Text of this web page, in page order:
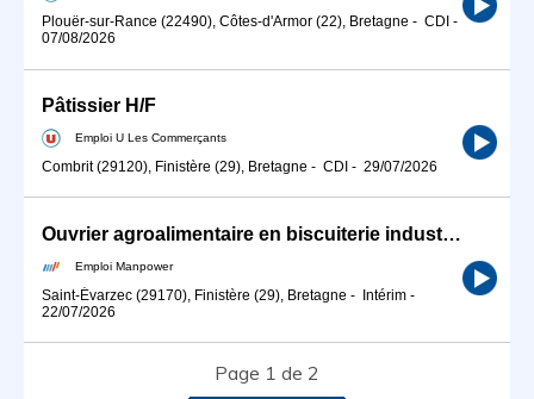
Plouër-sur-Rance (22490), Côtes-d'Armor (22), Bretagne - CDI -
07/08/2026
Pâtissier H/F
Emploi U Les Commerçants
Combrit (29120), Finistère (29), Bretagne - CDI - 29/07/2026
Ouvrier agroalimentaire en biscuiterie industrielle (H/F)
Emploi Manpower
Saint-Évarzec (29170), Finistère (29), Bretagne - Intérim -
22/07/2026
Page 1 de 2